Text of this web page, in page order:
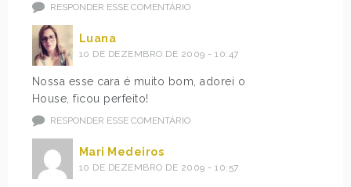
RESPONDER ESSE COMENTÁRIO
Luana
10 DE DEZEMBRO DE 2009 - 10:47
Nossa esse cara é muito bom, adorei o
House, ficou perfeito!
RESPONDER ESSE COMENTÁRIO
Mari Medeiros
10 DE DEZEMBRO DE 2009 - 10:57